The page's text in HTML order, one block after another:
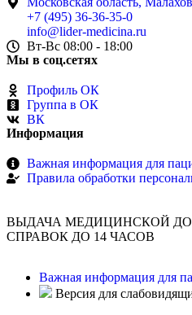
+7 (495) 36-36-35-0
info@lider-medicina.ru
Вт-Вс 08:00 - 18:00
Мы в соц.сетях
Профиль ОК
Группа в ОК
ВК
Информация
Важная информация для
Правила обработки
ВЫДАЧА МЕДИЦИНСКОЙ
СПРАВОК ДО 14 ЧАСОВ
Важная информация для
Версия для